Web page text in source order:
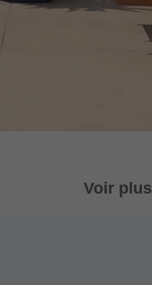
Voir plus